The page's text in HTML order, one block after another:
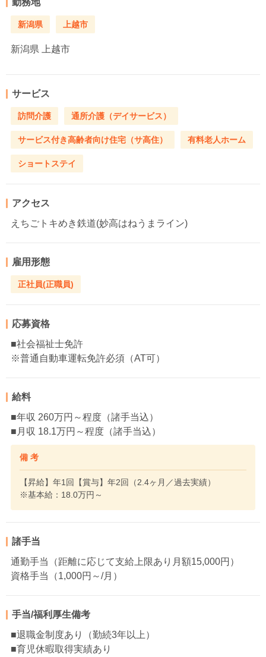
新潟県 上越市
新潟県 上越市
サービス
訪問介護 通所介護（デイサービス）
サービス付き高齢者向け住宅（サ高住） 有料老人ホーム
ショートステイ
アクセス
えちごトキめき鉄道(妙高はねうまライン)
雇用形態
正社員(正職員)
応募資格
■社会福祉士免許
※普通自動車運転免許必須（AT可）
給料
■年収 260万円～程度（諸手当込）
■月収 18.1万円～程度（諸手当込）
備 考
【昇給】年1回【賞与】年2回（2.4ヶ月／過去実績）
※基本給：18.0万円～
諸手当
通勤手当（距離に応じて支給上限あり月額15,000円）
資格手当（1,000円～/月）
手当/福利厚生備考
■退職金制度あり（勤続3年以上）
■育児休暇取得実績あり